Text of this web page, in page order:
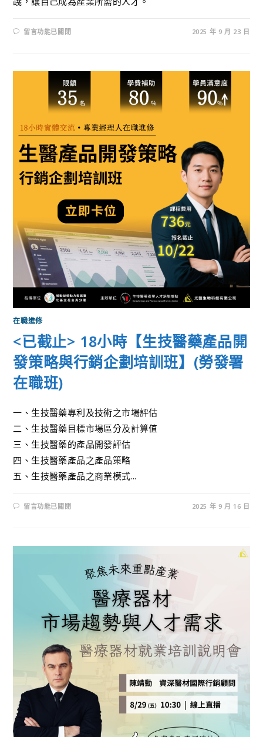
留言功能已關閉 2025 年 9 月 23 日
在職進修
<已截止> 18小時【生技醫藥產品開
發策略與行銷企劃培訓班】(勞發署
在職班)
一、生技醫藥專利及技術之市場評估
二、生技醫藥目標市場區分及計算值
三、生技醫藥的產品開發評估
四、生技醫藥產品之產品策略
五、生技醫藥產品之商業模式...
留言功能已關閉 2025 年 9 月 16 日